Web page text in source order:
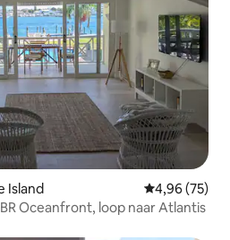
Island Gemiddelde
4,96 (75)
Oceanfront, loop naar Atlantis